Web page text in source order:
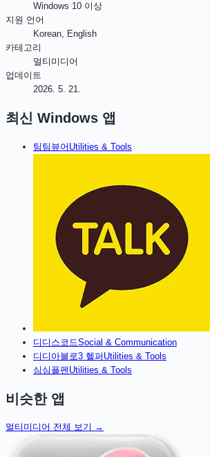
Windows 10 이상
지원 언어
Korean, English
카테고리
멀티미디어
업데이트
2026. 5. 21.
최신 Windows 앱
팀 팀뷰어 Utilities & Tools
디 디스코드Social & Communication
디 디아블로3 헬퍼 Utilities & Tools
심 심플펜 Utilities & Tools
비슷한 앱
멀티미디어 전체 보기 →